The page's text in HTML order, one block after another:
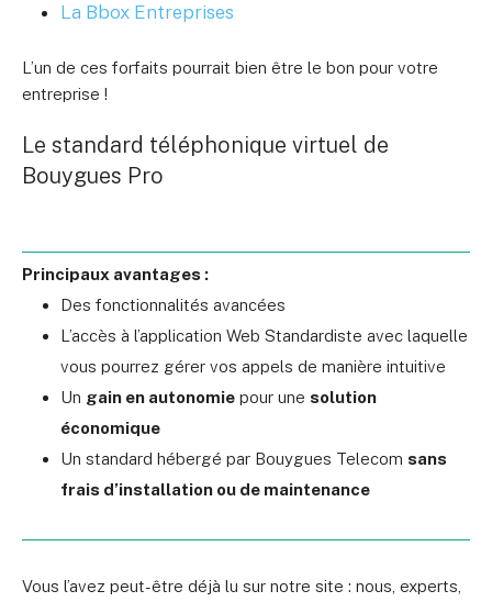
La Bbox Entreprises
L’un de ces forfaits pourrait bien être le bon pour votre
entreprise !
Le standard téléphonique virtuel de
Bouygues Pro
Principaux avantages :
Des fonctionnalités avancées
L’accès à l’application Web Standardiste avec laquelle
vous pourrez gérer vos appels de manière intuitive
Un gain en autonomie pour une solution
économique
Un standard hébergé par Bouygues Telecom sans
frais d’installation ou de maintenance
Vous l’avez peut-être déjà lu sur notre site : nous, experts,